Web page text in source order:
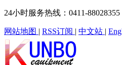
24小时服务热线：0411-88028355
网站地图 | RSS订阅 | 中文站 |